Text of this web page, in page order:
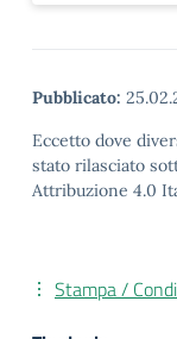
Pubblicato:
Eccetto dove
stato rilasciato
Attribuzione 4.0
Stampa /